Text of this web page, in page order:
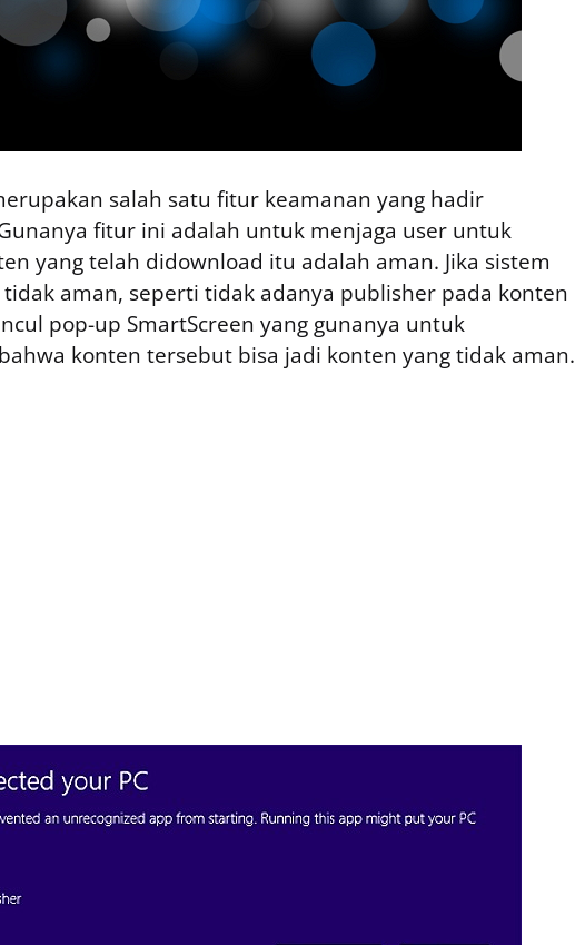
salah satu fitur keamanan yang hadir
fitur ini adalah untuk menjaga user untuk
yang telah didownload itu adalah aman. Jika sistem
aman, seperti tidak adanya publisher pada konten
pop-up SmartScreen yang gunanya untuk
konten tersebut bisa jadi konten yang tidak aman.